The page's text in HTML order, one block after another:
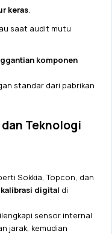
keras.
saat audit mutu
komponen
standar dari pabrikan
Teknologi
Sokkia, Topcon, dan
digital di
sensor internal
jarak, kemudian